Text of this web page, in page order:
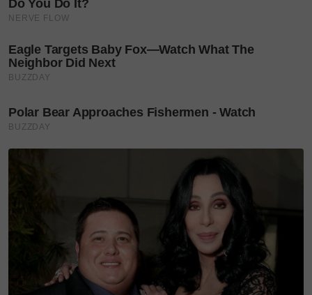
mampu memandang wajah mak dan berdoa dalam
"Ya ALLAH, jangan ambil senyuman mak sebelum
sempat aku membahagiakan dia sekali lagi,"